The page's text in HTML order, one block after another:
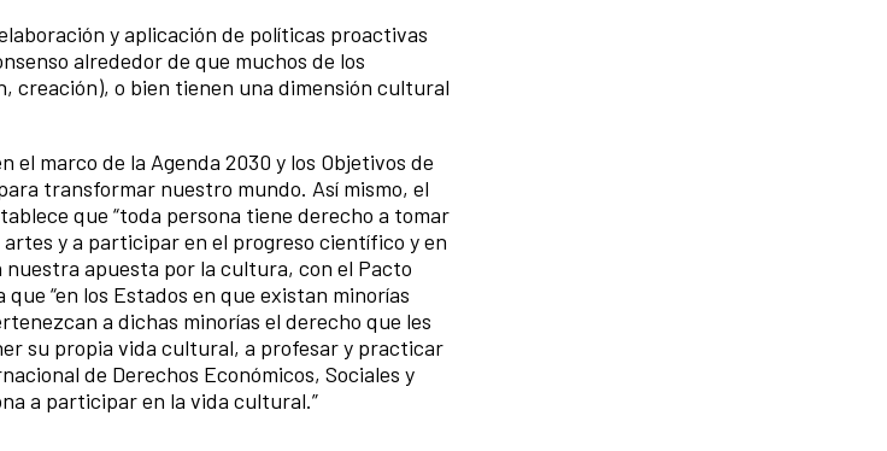
y aplicación de políticas proactivas
alrededor de que muchos de los
creación), o bien tienen una dimensión cultural
marco de la Agenda 2030 y los Objetivos de
transformar nuestro mundo. Así mismo, el
que “toda persona tiene derecho a tomar
y a participar en el progreso científico y en
apuesta por la cultura, con el Pacto
“en los Estados en que existan minorías
a dichas minorías el derecho que les
su propia vida cultural, a profesar y practicar
de Derechos Económicos, Sociales y
a participar en la vida cultural.”